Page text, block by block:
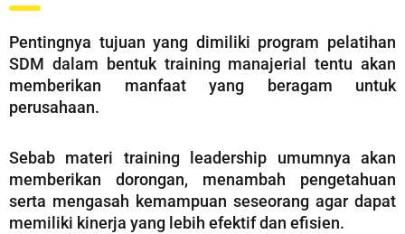
Pentingnya tujuan yang dimiliki program pelatihan
SDM dalam bentuk training manajerial tentu akan
memberikan manfaat yang beragam untuk
perusahaan.
Sebab materi training leadership umumnya akan
memberikan dorongan, menambah pengetahuan
serta mengasah kemampuan seseorang agar dapat
memiliki kinerja yang lebih efektif dan efisien.